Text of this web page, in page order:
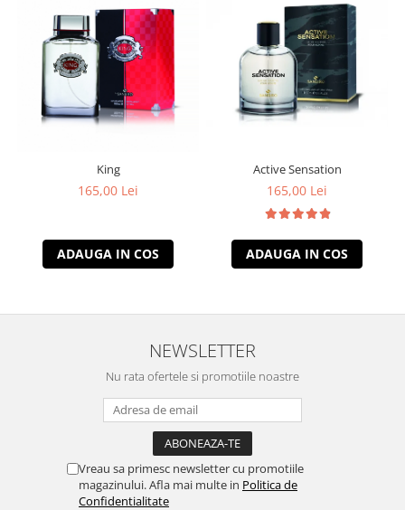
King
165,00 Lei
ADAUGA IN COS
Active Sensation
165,00 Lei
ADAUGA IN COS
NEWSLETTER
Nu rata ofertele si promotiile noastre
Vreau sa primesc newsletter cu promotiile
magazinului. Afla mai multe in Politica de
Confidentialitate